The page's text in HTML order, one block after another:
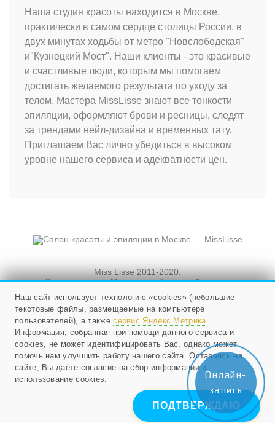
Наша студия красоты находится в Москве,
практически в самом сердце столицы России, в
двух минутах ходьбы от метро "Новслободская"
и"Кузнецкий Мост". Наши клиенты - это красивые
и счастливые люди, которым мы помогаем
достигать желаемого результата по уходу за
телом. Мастера MissLisse знают все тонкости
эпиляции, оформляют брови и ресницы, следят
за трендами нейл-дизайна и временных тату.
Приглашаем Вас лично убедиться в высоком
уровне нашего сервиса и адекватности цен.
Miss Lisse 2011-2020.
Салон красоты. Москва, ул. Кузнецкий мост, и
Новослободская, д. 3, стр. 3
Мы работаем ежедневно
с 10 до 21, в воскресенье - с 10 до 20.
+79268524985;
E-mail:info@misslisse.ru
Наш сайт использует технологию «cookies» (небольшие
текстовые файлы, размещаемые на компьютере
пользователей), а такжесервис Яндекс.Метрика.
Информация, собранная при помощи данного сервиса и
cookies, не может идентифицировать Вас, однако может
помочь нам улучшить работу нашего сайта. Оставаясь на
сайте, Вы даёте согласие на сбор информации и
использование cookies.
ПОДТВЕРЖДАЮ
Онлайн-
запись